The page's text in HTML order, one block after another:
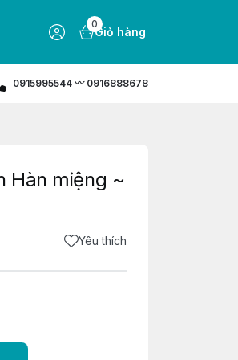
0
Giỏ hàng
0915995544 〰️ 0916888678
Hàn miệng ~
Yêu thích